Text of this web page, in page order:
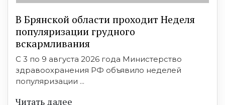
В Брянской области проходит Неделя
популяризации грудного
вскармливания
С 3 по 9 августа 2026 года Министерство
здравоохранения РФ объявило неделей
популяризации ...
Читать далее